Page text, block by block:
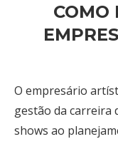
COMO
O empresário
gestão da carreira
shows ao